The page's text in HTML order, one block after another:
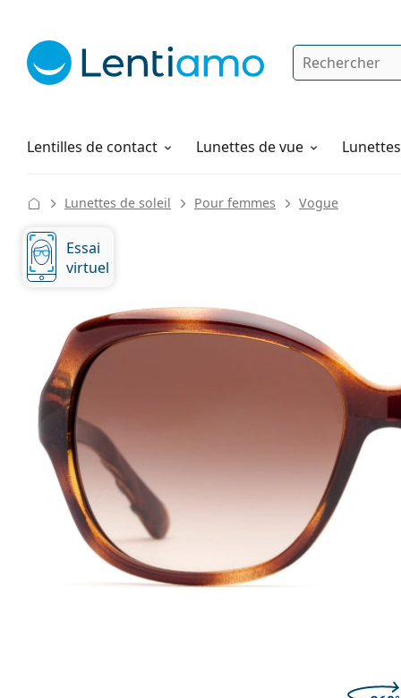
Rechercher
Lentilles de contact
Solutions Lunettes de vue
Comment commander
Lunettes de soleil Pour femmes Vogue
47 mm
Largeur des verres Largeur des verres
Largeur
des verres
Essai
virtuel